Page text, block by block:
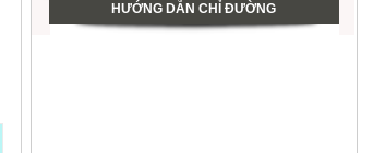
HƯỚNG DẪN CHỈ ĐƯỜNG